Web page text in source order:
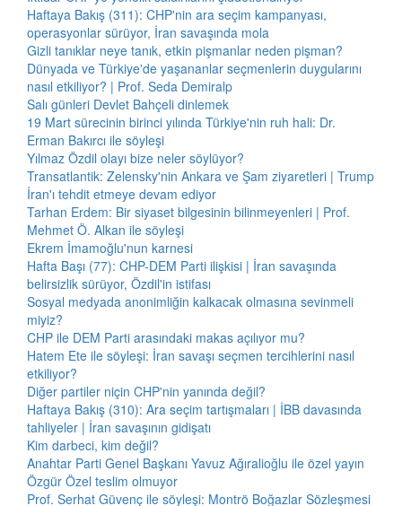
Haftaya Bakış (311): CHP'nin ara seçim kampanyası,
operasyonlar sürüyor, İran savaşında mola
Gizli tanıklar neye tanık, etkin pişmanlar neden pişman?
Dünyada ve Türkiye'de yaşananlar seçmenlerin duygularını
nasıl etkiliyor? | Prof. Seda Demiralp
Salı günleri Devlet Bahçeli dinlemek
19 Mart sürecinin birinci yılında Türkiye'nin ruh hali: Dr.
Erman Bakırcı ile söyleşi
Yılmaz Özdil olayı bize neler söylüyor?
Transatlantik: Zelensky'nin Ankara ve Şam ziyaretleri | Trump
İran'ı tehdit etmeye devam ediyor
Tarhan Erdem: Bir siyaset bilgesinin bilinmeyenleri | Prof.
Mehmet Ö. Alkan ile söyleşi
Ekrem İmamoğlu'nun karnesi
Hafta Başı (77): CHP-DEM Parti ilişkisi | İran savaşında
belirsizlik sürüyor, Özdil'in istifası
Sosyal medyada anonimliğin kalkacak olmasına sevinmeli
miyiz?
CHP ile DEM Parti arasındaki makas açılıyor mu?
Hatem Ete ile söyleşi: İran savaşı seçmen tercihlerini nasıl
etkiliyor?
Diğer partiler niçin CHP'nin yanında değil?
Haftaya Bakış (310): Ara seçim tartışmaları | İBB davasında
tahliyeler | İran savaşının gidişatı
Kim darbeci, kim değil?
Anahtar Parti Genel Başkanı Yavuz Ağıralioğlu ile özel yayın
Özgür Özel teslim olmuyor
Prof. Serhat Güvenç ile söyleşi: Montrö Boğazlar Sözleşmesi